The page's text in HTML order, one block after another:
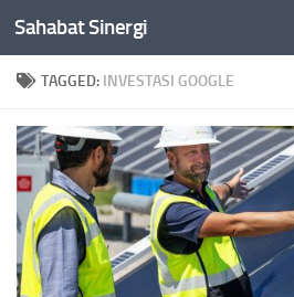
Skip to content
Sahabat Sinergi
TAGGED: INVESTASI GOOGLE